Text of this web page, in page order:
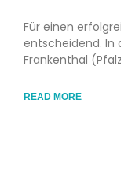
Für einen
entscheidend. In
Frankenthal
READ MORE